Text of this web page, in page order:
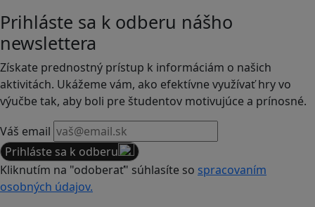
Prihláste sa k odberu nášho
newslettera
Získate prednostný prístup k informáciám o našich
aktivitách. Ukážeme vám, ako efektívne využívať hry vo
výučbe tak, aby boli pre študentov motivujúce a prínosné.
Váš email
Prihláste sa k odberu
Kliknutím na "odoberať" súhlasíte so spracovaním
osobných údajov.